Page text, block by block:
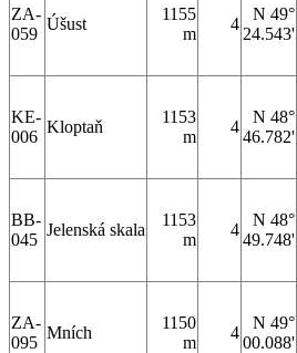
ZA-
059
Úšust
1155
m
4
N 49°
24.543'
KE-
006
Kloptaň
1153
m
4
N 48°
46.782'
BB-
045
Jelenská skala
1153
m
4
N 48°
49.748'
ZA-
095
Mních
1150
m
4
N 49°
00.088'